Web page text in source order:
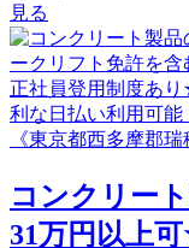
見る
コンクリー
31万円以上